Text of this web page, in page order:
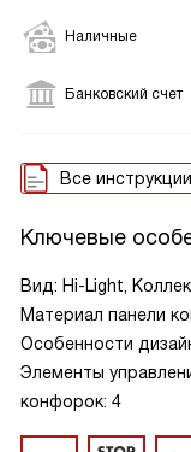
Наличные
Банковский счет
Все инструкции
Ключевые
Вид: Hi-Light,
Материал панели
Особенности
Элементы
конфорок: 4